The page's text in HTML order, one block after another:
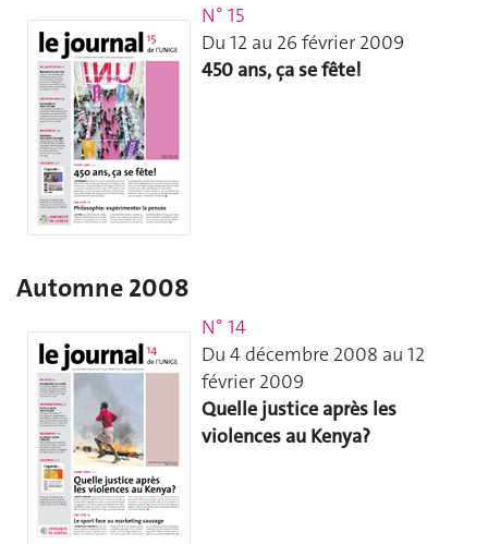
N° 15
Du 12 au 26 février 2009
450 ans, ça se fête!
Automne 2008
N° 14
Du 4 décembre 2008 au 12
février 2009
Quelle justice après les
violences au Kenya?